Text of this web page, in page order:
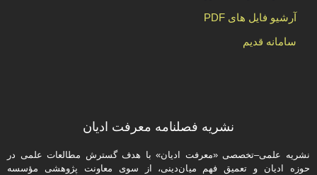
آرشیو فایل های PDF
سامانه قدیم
نشریه فصلنامه معرفت ادیان
نشریه علمی–تخصصی «معرفت ادیان» با هدف گسترش مطالعات علمی در
حوزه ادیان و تعمیق فهم میان‌دینی، از سوی معاونت پژوهشی مؤسسه